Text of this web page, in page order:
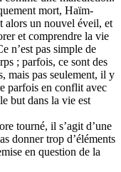
mort, Haïm-
alors un nouvel éveil, et
et comprendre la vie
nʼest pas simple de
; parfois, ce sont des
mais pas seulement, il y
parfois en conflit avec
but dans la vie est
tourné, il sʼagit dʼune
donner trop dʼéléments
en question de la